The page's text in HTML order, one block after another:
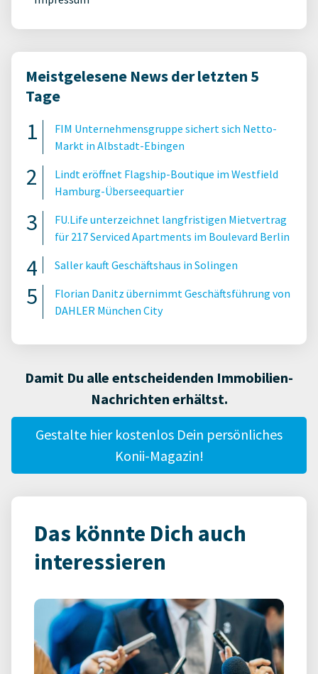
Meistgelesene News der letzten 5
Tage
FIM Unternehmensgruppe sichert sich Netto-
Markt in Albstadt-Ebingen
Lindt eröffnet Flagship-Boutique im Westfield
Hamburg-Überseequartier
FU.Life unterzeichnet langfristigen Mietvertrag
für 217 Serviced Apartments im Boulevard Berlin
Saller kauft Geschäftshaus in Solingen
Florian Danitz übernimmt Geschäftsführung von
DAHLER München City
Damit Du alle entscheidenden Immobilien-
Nachrichten erhältst.
Gestalte hier kostenlos Dein persönliches
Konii-Magazin!
Das könnte Dich auch
interessieren